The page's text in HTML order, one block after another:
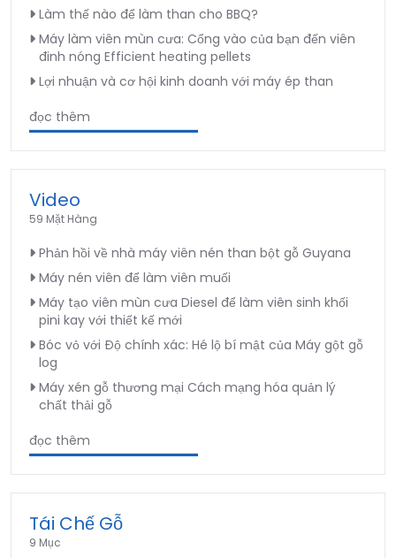
Làm thế nào để làm than cho BBQ?
Máy làm viên mùn cưa: Cổng vào của bạn đến viên
đinh nóng Efficient heating pellets
Lợi nhuận và cơ hội kinh doanh với máy ép than
đọc thêm
Video
59 Mặt Hàng
Phản hồi về nhà máy viên nén than bột gỗ Guyana
Máy nén viên để làm viên muối
Máy tạo viên mùn cưa Diesel để làm viên sinh khối
pini kay với thiết kế mới
Bóc vỏ với Độ chính xác: Hé lộ bí mật của Máy gột gỗ
log
Máy xén gỗ thương mại Cách mạng hóa quản lý
chất thải gỗ
đọc thêm
Tái Chế Gỗ
9 Mục